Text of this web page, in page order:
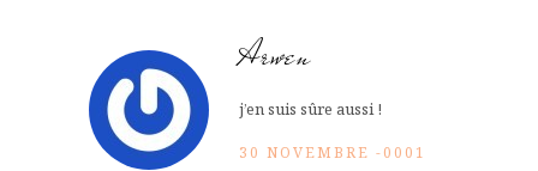
Arwen
j’en suis sûre aussi !
30 NOVEMBRE -0001